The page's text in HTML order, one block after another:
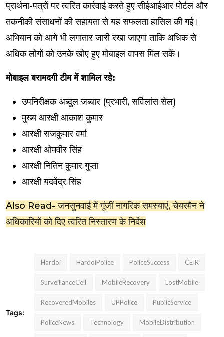
प्रार्थना-पत्रों पर त्वरित कार्रवाई करते हुए सीईआईआर पोर्टल और
तकनीकी संसाधनों की सहायता से यह सफलता हासिल की गई।
अभियान को आगे भी लगातार जारी रखा जाएगा ताकि अधिक से
अधिक लोगों को उनके खोए हुए मोबाइल वापस मिल सकें।
मोबाइल बरामदगी टीम में शामिल रहे:
उपनिरीक्षक अब्दुल जब्बार (प्रभारी, सर्विलांस सेल)
मुख्य आरक्षी आकाश कुमार
आरक्षी राजकुमार वर्मा
आरक्षी ओमवीर सिंह
आरक्षी नितिन कुमार गुप्ता
आरक्षी यदवेंद्र सिंह
Also Read-जनसुनवाई में गूंजीं नागरिक समस्याएं, चेयरमैन ने
अधिकारियों को दिए त्वरित निस्तारण के निर्देश
Tags:
Hardoi HardoiPolice PoliceSuccess CEIR
SurveillanceCell MobileRecovery LostMobile
RecoveredMobiles UPPolice PublicService
PoliceNews Technology MobileDistribution